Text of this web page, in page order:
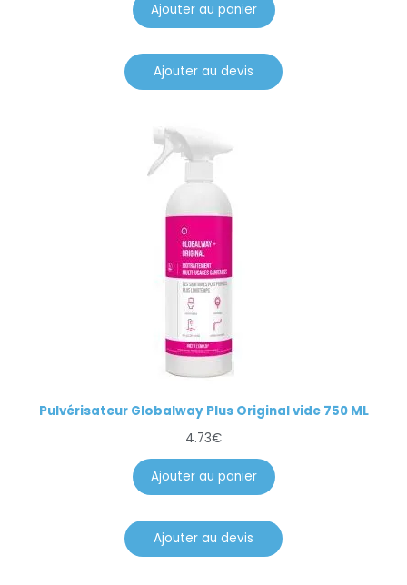
Ajouter au panier
Ajouter au devis
Pulvérisateur Globalway Plus Original vide 750 ML
4.73€
Ajouter au panier
Ajouter au devis